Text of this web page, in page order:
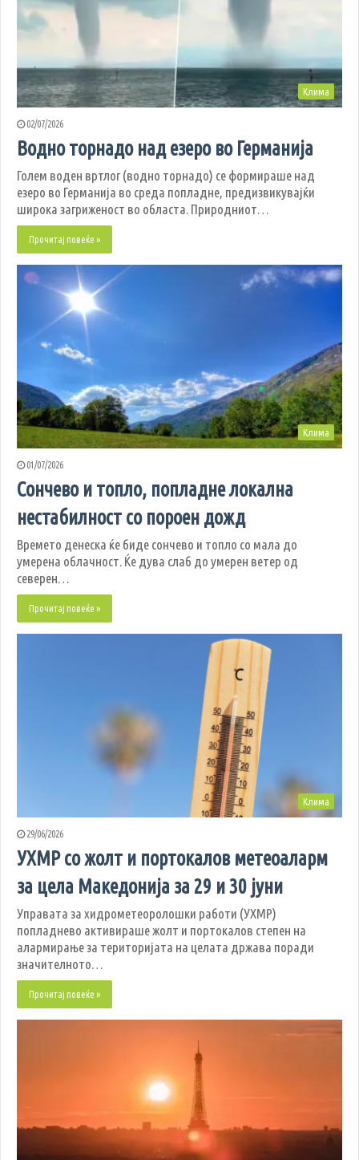
Клима
02/07/2026
Водно торнадо над езеро во Германија
Голем воден вртлог (водно торнадо) се формираше над
езеро во Германија во среда попладне, предизвикувајќи
широка загриженост во областа. Природниот…
Прочитај повеќе »
Клима
01/07/2026
Сончево и топло, попладне локална
нестабилност со пороен дожд
Времето денеска ќе биде сончево и топло со мала до
умерена облачност. Ќе дува слаб до умерен ветер од
северен…
Прочитај повеќе »
Клима
29/06/2026
УХМР со жолт и портокалов метеоаларм
за цела Македонија за 29 и 30 јуни
Управата за хидрометеоролошки работи (УХМР)
попладнево активираше жолт и портокалов степен на
алармирање за територијата на целата држава поради
значителното…
Прочитај повеќе »